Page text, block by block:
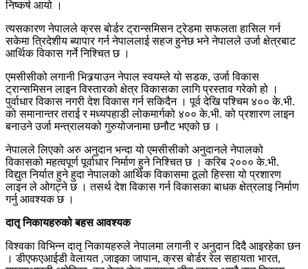
निष्कर्ष आयो ।
त्यसकारण नेपालले क्रस बोर्डर ट्रान्समिसन ट्रेडमा सफलता हासिल गर्न
सकेमा त्रिदेशीय ब्यापार गर्न नेपाललाई सहज हुनेछ भने नेपालले उर्जा क्षेत्रबाट
आर्थिक विकास गर्ने निश्चित छ ।
एमसीसीको लगानी भित्र्र्याउन नेपाल स्वयम्ले यो सडक, उर्जा विकास
ट्रान्समिसन लाइन विस्तारको क्षेत्र विकासका लागि प्रस्ताव गरेको हो ।
पुर्वाधार विकास नगरी देश विकास गर्न सकिदैन । पूर्व देखि पश्चिम ४०० के.भी.
को समानान्तर तराई र मध्यपहाडी लोकमार्गको ४०० के.भी. को प्रशारण लाइन
बनाउने उर्जा मन्त्रालयको गुरुयोजनामा छनौट भएको छ ।
नेपालले लिएको अरु अनुदान भन्दा यो एमसीसीको अनुदानले नेपालको
विकासको महत्वपूर्ण पूर्वाधार निर्माण हुने निश्चित छ । करिब २००० के.भी.
विद्युत निर्यात हुने हुदा नेपालको आर्थिक विकासमा ठूलो हिस्सा यो प्रशारण
लाइन ले ओगट्ने छ । तसर्थ देश विकास गर्न विकासका बाधक क्षेत्रलाइ निर्माण
गर्नु आवश्यक छ ।
दातृ निकायहरुको बहस आवश्यक
विश्वका विभिन्न दातृ निकायहरुले नेपालमा लगानी र अनुदान दिदै आइरहेका छन
। डीएफएआईडी वेलायत ,जाइका जापान, क्रस बोर्डर रेल सहायता भारत,